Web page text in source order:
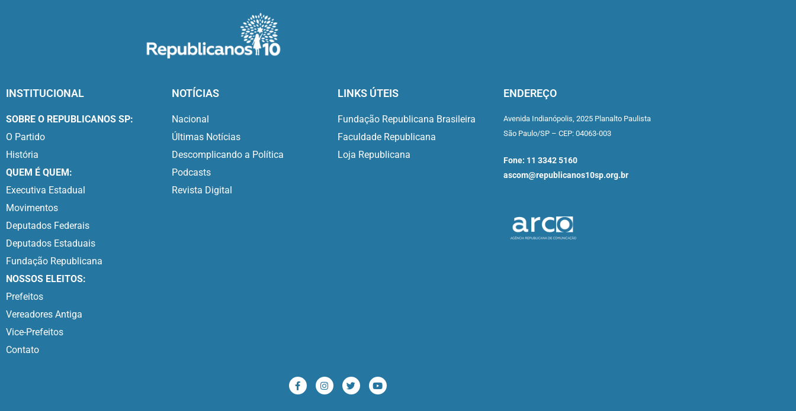
INSTITUCIONAL
SOBRE O REPUBLICANOS SP:
O Partido
História
QUEM É QUEM:
Executiva Estadual
Movimentos
Deputados Federais
Deputados Estaduais
Fundação Republicana
NOSSOS ELEITOS:
Prefeitos
Vereadores Antiga
Vice-Prefeitos
Contato
NOTÍCIAS
Nacional
Últimas Notícias
Descomplicando a Política
Podcasts
Revista Digital
LINKS ÚTEIS
Fundação Republicana Brasileira
Faculdade Republicana
Loja Republicana
ENDEREÇO
Avenida Indianópolis, 2025 Planalto Paulista
São Paulo/SP – CEP: 04063-003
Fone: 11 3342 5160
ascom@republicanos10sp.org.br